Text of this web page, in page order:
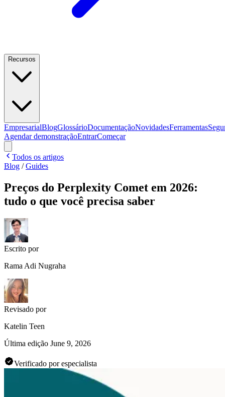
Recursos
EmpresarialBlogGlossárioDocumentaçãoNovidadesFerramentas
Agendar demonstraçãoEntrarComeçar
Todos os artigos
Blog /Guides
Preços do Perplexity Comet em 2026:
tudo o que você precisa saber
Escrito por
Rama Adi Nugraha
Revisado por
Katelin Teen
Última edição June 9, 2026
Verificado por especialista